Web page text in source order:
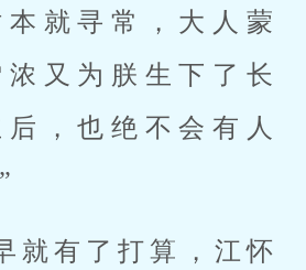
就寻常，大人蒙
又为朕生下了长
，也绝不会有人
就有了打算，江怀